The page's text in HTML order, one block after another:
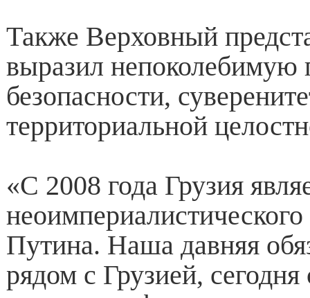
Также Верховный
выразил непоколебимую
безопасности,
территориальной
«С 2008 года Грузия
Путина. Наша давняя
рядом с Грузией, сегодня